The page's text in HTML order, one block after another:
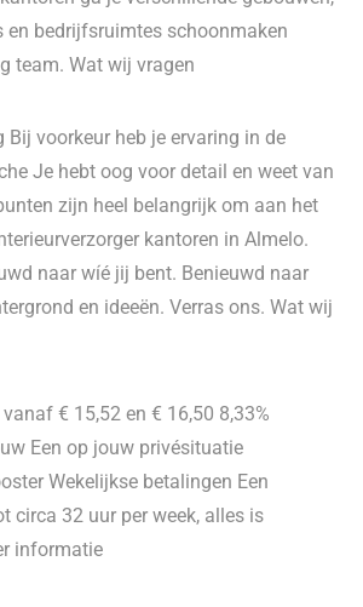
en bedrijfsruimtes schoonmaken
team. Wat wij vragen
Bij voorkeur heb je ervaring in de
Je hebt oog voor detail en weet van
zijn heel belangrijk om aan het
kantoren in Almelo.
naar wíé jij bent. Benieuwd naar
en ideeën. Verras ons. Wat wij
€ 15,52 en € 16,50 8,33%
Een op jouw privésituatie
Wekelijkse betalingen Een
circa 32 uur per week, alles is
informatie